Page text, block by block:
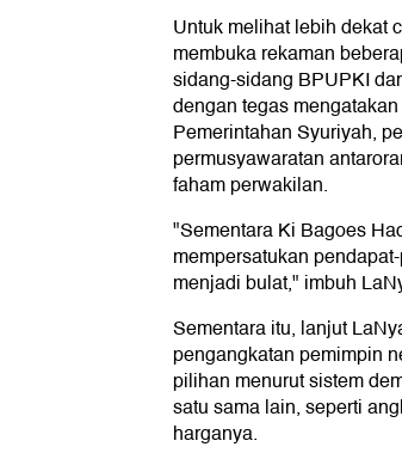
Untuk melihat lebih dekat
membuka rekaman
sidang-sidang BPUPKI
dengan tegas
Pemerintahan Syuriyah,
permusyawaratan
faham perwakilan.
"Sementara Ki Bagoes
mempersatukan
menjadi bulat," imbuh
Sementara itu, lanjut
pengangkatan pemimpin
pilihan menurut sistem
satu sama lain, seperti
harganya.